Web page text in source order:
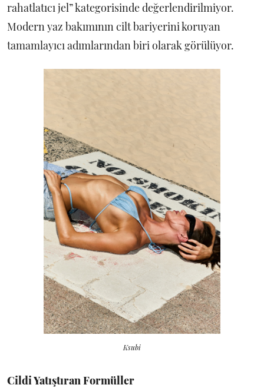
rahatlatıcı jel” kategorisinde değerlendirilmiyor.
Modern yaz bakımının cilt bariyerini koruyan
tamamlayıcı adımlarından biri olarak görülüyor.
Ksubi
Cildi Yatıştıran Formüller